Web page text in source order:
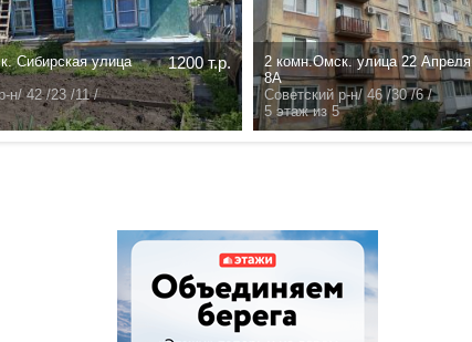
Сибирская улица
н/42 /23 /11 /
1200 т.р.
2 комн.Омск. улица 22 Апреля
8А
Советский р-н/46 /30 /6 /
5 этаж из 5